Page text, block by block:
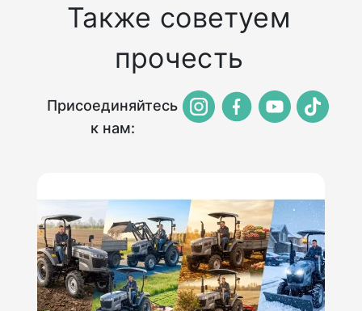
Также советуем
прочесть
Присоединяйтесь
к нам: